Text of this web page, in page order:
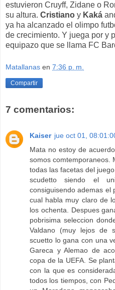
estuvieron Cruyff, Zidane o
su altura. Cristiano y Kaká
ya ha alcanzado el olimpo
de crecimiento. Y juega por y
equipazo que se llama FC
Matallanas en 7:36 p. m.
Compartir
7 comentarios:
Kaiser jue oct 01,
Mata no estoy de
somos comtemporaneos.
todas las facetas del
scudetto siendo el
consiguisendo ademas el
cual habla muy claro de
los ochenta. Despues
pobrisima seleccion
Valdano (muy lejos de
scuetto lo gana con una
Gareca y Alemao de
copa de la UEFA. Se
con la que es
todos los tiempos, con